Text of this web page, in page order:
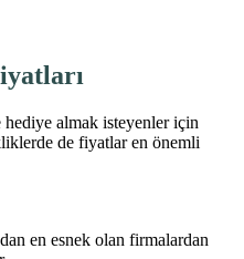
almak isteyenler için
iklerde de fiyatlar en önemli
en esnek olan firmalardan